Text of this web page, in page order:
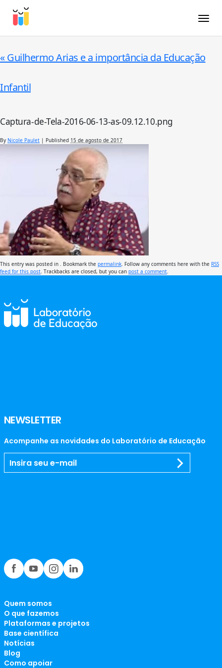
«Guilhermo Arias e a importância da Educação
Infantil
Captura-de-Tela-2016-06-13-as-09.12.10.png
By Nicole Paulet | Published 15 de agosto de 2017
This entry was posted in . Bookmark the permalink . Follow any comments here with the RSS
feed for this post . Trackbacks are closed, but you can post a comment
NEWSLETTER
Acompanhe as novidades do Laboratório de Educação
Quem somos
O que fazemos
Plataformas e projetos
Base científica
Notícias
Blog
Como apoiar